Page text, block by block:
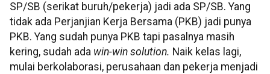
SP/SB (serikat buruh/pekerja) jadi ada SP/SB. Yang
tidak ada Perjanjian Kerja Bersama (PKB) jadi punya
PKB. Yang sudah punya PKB tapi pasalnya masih
kering, sudah ada win-win solution. Naik kelas lagi,
mulai berkolaborasi, perusahaan dan pekerja menjadi